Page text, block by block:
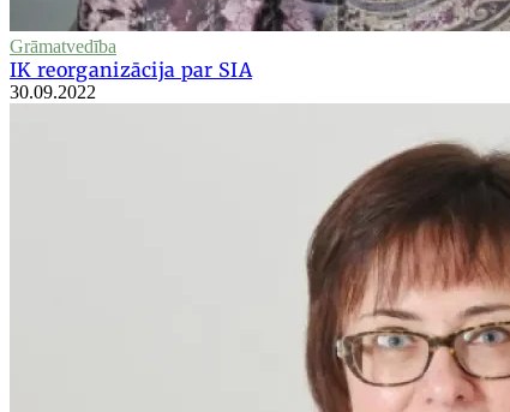
Grāmatvedība
IK reorganizācija par SIA
30.09.2022